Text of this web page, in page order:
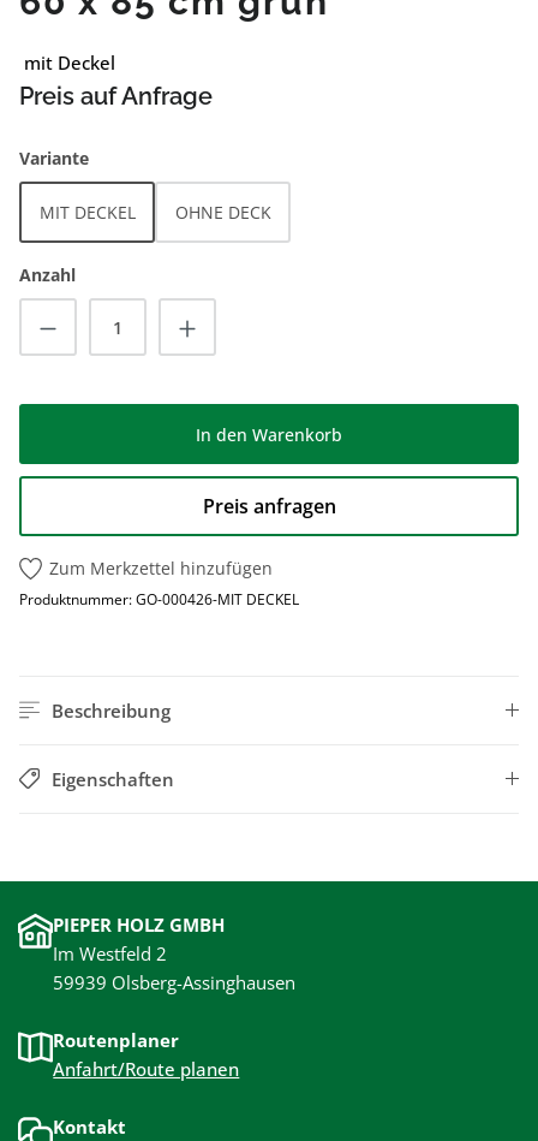
mit Deckel
Preis auf Anfrage
Varianteauswählen
MIT DECKEL OHNE DECK
Anzahl
Produkt Anzahl: Gib den gewünschten
In den Warenkorb
Preis anfragen
Zum Merkzettel hinzufügen
Produktnummer:GO-000426-MIT DECKEL
Beschreibung
Eigenschaften
PIEPER HOLZ GMBH
Im Westfeld 2
59939 Olsberg-Assinghausen
Routenplaner
Anfahrt/Route planen
Kontakt